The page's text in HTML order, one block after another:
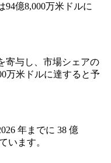
94億8,000万米ドルに
寄与し、市場シェアの
万米ドルに達すると予
年までに 38 億
います。